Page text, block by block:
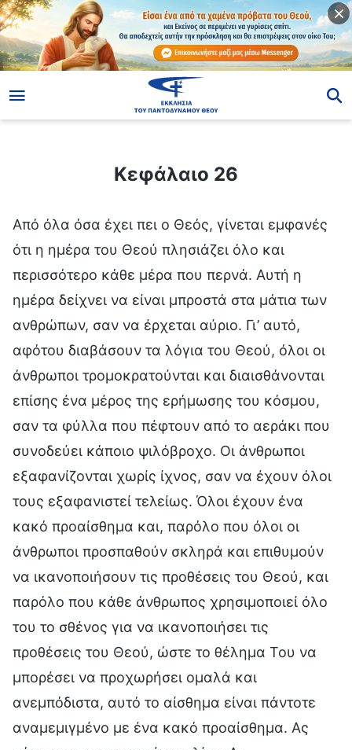
Κεφάλαιο 26
Από όλα όσα έχει πει ο Θεός, γίνεται εμφανές
ότι η ημέρα του Θεού πλησιάζει όλο και
περισσότερο κάθε μέρα που περνά. Αυτή η
ημέρα δείχνει να είναι μπροστά στα μάτια των
ανθρώπων, σαν να έρχεται αύριο. Γι’ αυτό,
αφότου διαβάσουν τα λόγια του Θεού, όλοι οι
άνθρωποι τρομοκρατούνται και διαισθάνονται
επίσης ένα μέρος της ερήμωσης του κόσμου,
σαν τα φύλλα που πέφτουν από το αεράκι που
συνοδεύει κάποιο ψιλόβροχο. Οι άνθρωποι
εξαφανίζονται χωρίς ίχνος, σαν να έχουν όλοι
τους εξαφανιστεί τελείως. Όλοι έχουν ένα
κακό προαίσθημα και, παρόλο που όλοι οι
άνθρωποι προσπαθούν σκληρά και επιθυμούν
να ικανοποιήσουν τις προθέσεις του Θεού, και
παρόλο που κάθε άνθρωπος χρησιμοποιεί όλο
του το σθένος για να ικανοποιήσει τις
προθέσεις του Θεού, ώστε το θέλημα Του να
μπορέσει να προχωρήσει ομαλά και
ανεμπόδιστα, αυτό το αίσθημα είναι πάντοτε
αναμεμιγμένο με ένα κακό προαίσθημα. Ας